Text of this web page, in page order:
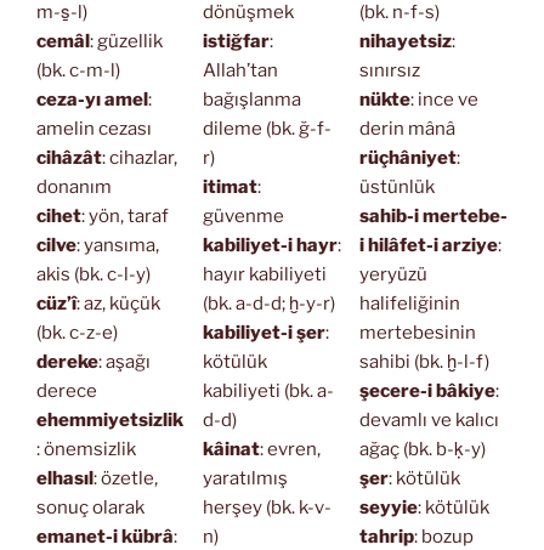
m-s̱-l)
cemâl: güzellik
(bk. c-m-l)
ceza-yı amel:
amelin cezası
cihâzât: cihazlar,
donanım
cihet: yön, taraf
cilve: yansıma,
akis (bk. c-l-y)
cüz’î: az, küçük
(bk. c-z-e)
dereke: aşağı
derece
ehemmiyetsizlik
: önemsizlik
elhasıl: özetle,
sonuç olarak
emanet-i kübrâ:
dönüşmek
istiğfar:
Allah’tan
bağışlanma
dileme (bk. ğ-f-
r)
itimat:
güvenme
kabiliyet-i hayr:
hayır kabiliyeti
(bk. a-d-d; ḫ-y-r)
kabiliyet-i şer:
kötülük
kabiliyeti (bk. a-
d-d)
kâinat: evren,
yaratılmış
herşey (bk. k-v-
n)
(bk. n-f-s)
nihayetsiz:
sınırsız
nükte: ince ve
derin mânâ
rüçhâniyet:
üstünlük
sahib-i mertebe-
i hilâfet-i arziye:
yeryüzü
halifeliğinin
mertebesinin
sahibi (bk. ḫ-l-f)
şecere-i bâkiye:
devamlı ve kalıcı
ağaç (bk. b-ḳ-y)
şer: kötülük
seyyie: kötülük
tahrip: bozup